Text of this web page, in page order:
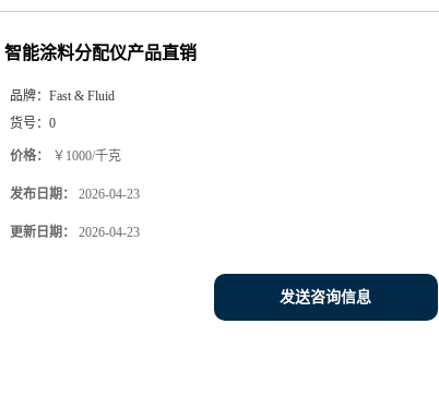
智能涂料分配仪产品直销
品牌： Fast & Fluid
货号： 0
价格： ￥1000/千克
发布日期： 2026-04-23
更新日期： 2026-04-23
发送咨询信息